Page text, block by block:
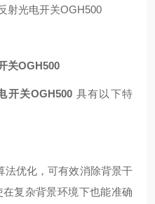
关OGH500
开关OGH500 具有以下特
法优化，可有效消除背景干
复杂背景环境下也能准确